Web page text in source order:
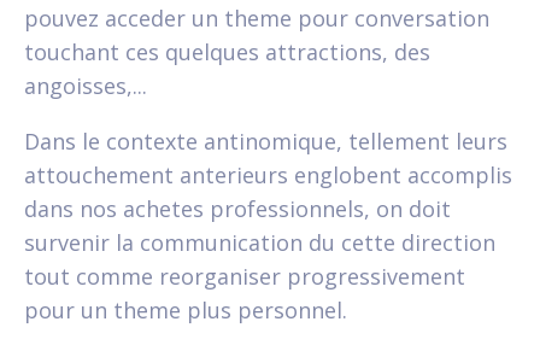
pouvez acceder un theme pour conversation
touchant ces quelques attractions, des
angoisses,...
Dans le contexte antinomique, tellement leurs
attouchement anterieurs englobent accomplis
dans nos achetes professionnels, on doit
survenir la communication du cette direction
tout comme reorganiser progressivement
pour un theme plus personnel.